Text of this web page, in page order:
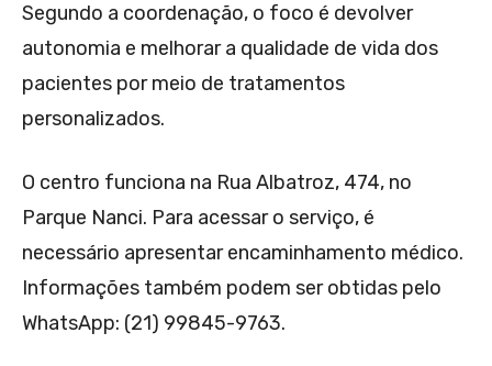
Segundo a coordenação, o foco é devolver
autonomia e melhorar a qualidade de vida dos
pacientes por meio de tratamentos
personalizados.
O centro funciona na Rua Albatroz, 474, no
Parque Nanci. Para acessar o serviço, é
necessário apresentar encaminhamento médico.
Informações também podem ser obtidas pelo
WhatsApp: (21) 99845-9763.